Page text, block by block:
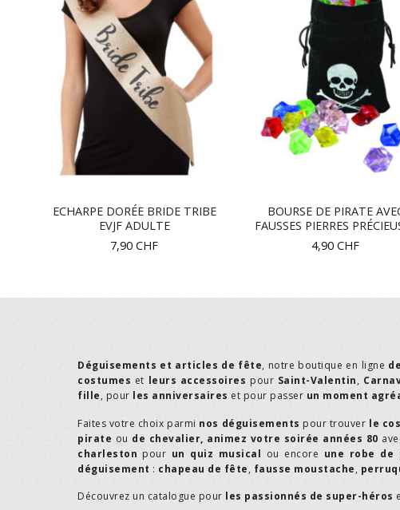
ECHARPE DORÉE BRIDE TRIBE
EVJF ADULTE
7,90 CHF
BOURSE DE PIRATE
FAUSSES PIERRES
4,90 CHF
Déguisements et articles de fête, notre boutique en ligne
costumes et leurs accessoires pour Saint-Valentin,
fille, pour les anniversaires et pour passer un moment
Faites votre choix parmi nos déguisements pour trouver le
pirate ou de chevalier, animez votre soirée années 80
charleston pour un quiz musical ou encore une robe de
déguisement : chapeau de fête, fausse moustache,
Découvrez un catalogue pour les passionnés de super-héros